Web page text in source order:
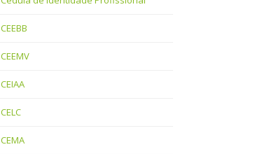
CEEBB
CEEMV
CEIAA
CELC
CEMA